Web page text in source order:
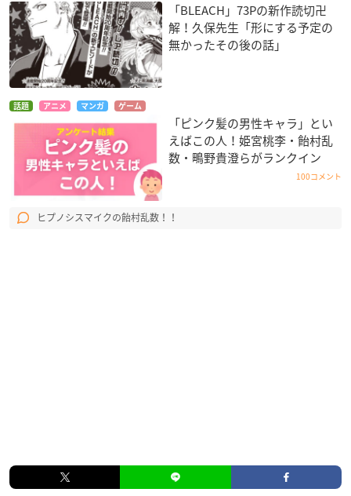
「BLEACH」73Pの新作読切卍
解！久保先生「形にする予定の
無かったその後の話」
話題 アニメ マンガ ゲーム
「ピンク髪の男性キャラ」とい
えばこの人！姫宮桃李・飴村乱
数・鴫野貴澄らがランクイン
100コメント
ヒプノシスマイクの飴村乱数！！